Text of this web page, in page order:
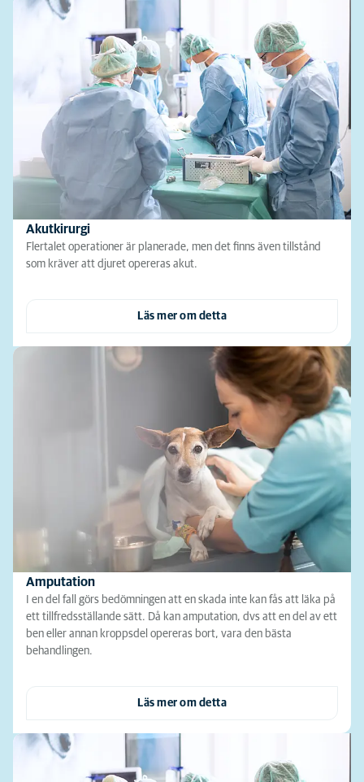
Akutkirurgi
Flertalet operationer är planerade, men det finns även tillstånd
som kräver att djuret opereras akut.
Läs mer om detta
Amputation
I en del fall görs bedömningen att en skada inte kan fås att läka på
ett tillfredsställande sätt. Då kan amputation, dvs att en del av ett
ben eller annan kroppsdel opereras bort, vara den bästa
behandlingen.
Läs mer om detta